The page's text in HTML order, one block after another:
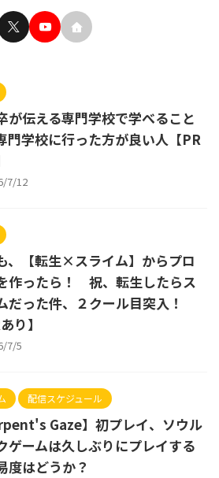
が伝える専門学校で学べること
門学校に行った方が良い人【PR
7/12
、【転生×スライム】からプロ
作ったら！ 祝、転生したらス
だった件、２クール目突入！
り】
7/5
配信スケジュール
Gaze】初プレイ、ソウル
ゲームは久しぶりにプレイする
度はどうか？